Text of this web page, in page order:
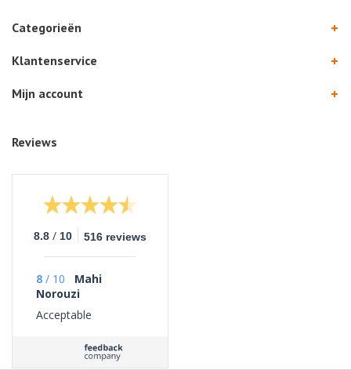
Categorieën
Klantenservice
Mijn account
Reviews
8.8 / 10 516 reviews
8 / 10
Mahi
Norouzi
Acceptable